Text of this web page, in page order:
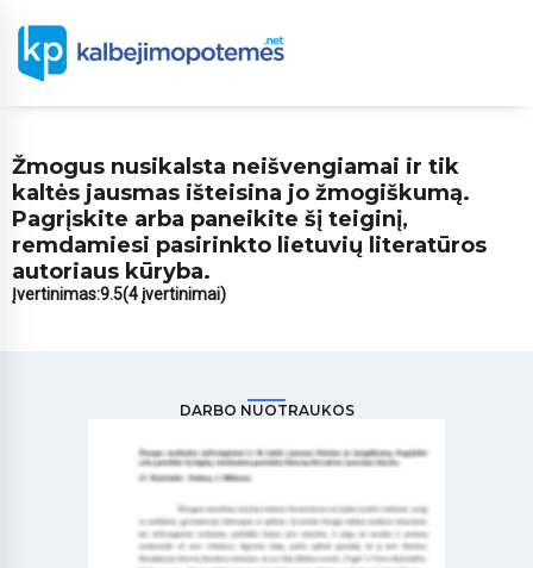
Žmogus nusikalsta neišvengiamai ir tik
kaltės jausmas išteisina jo žmogiškumą.
Pagrįskite arba paneikite šį teiginį,
remdamiesi pasirinkto lietuvių literatūros
autoriaus kūryba.
Įvertinimas:9.5(4 įvertinimai)
DARBO NUOTRAUKOS